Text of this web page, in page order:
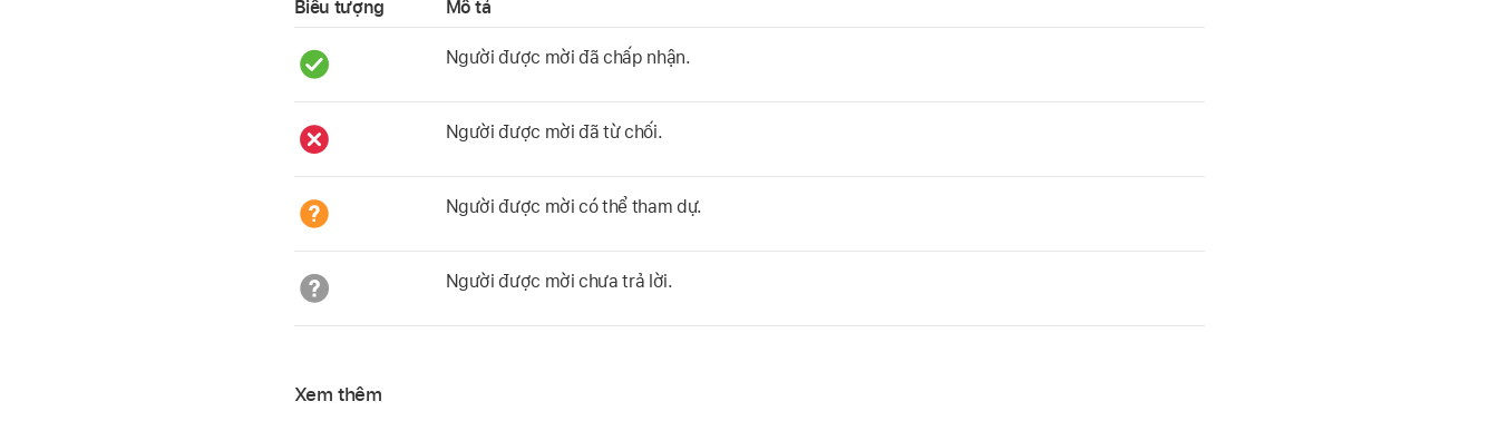
Biểu tượng Mô tả
Người được mời đã chấp nhận.
Người được mời đã từ chối.
Người được mời có thể tham dự.
Người được mời chưa trả lời.
Xem thêm